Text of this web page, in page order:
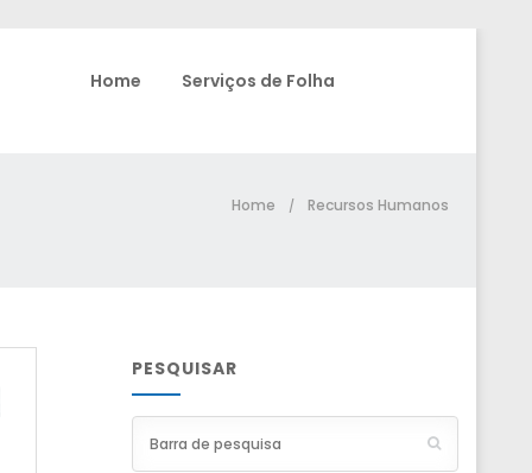
Home Serviços de Folha
Home / Recursos Humanos
PESQUISAR